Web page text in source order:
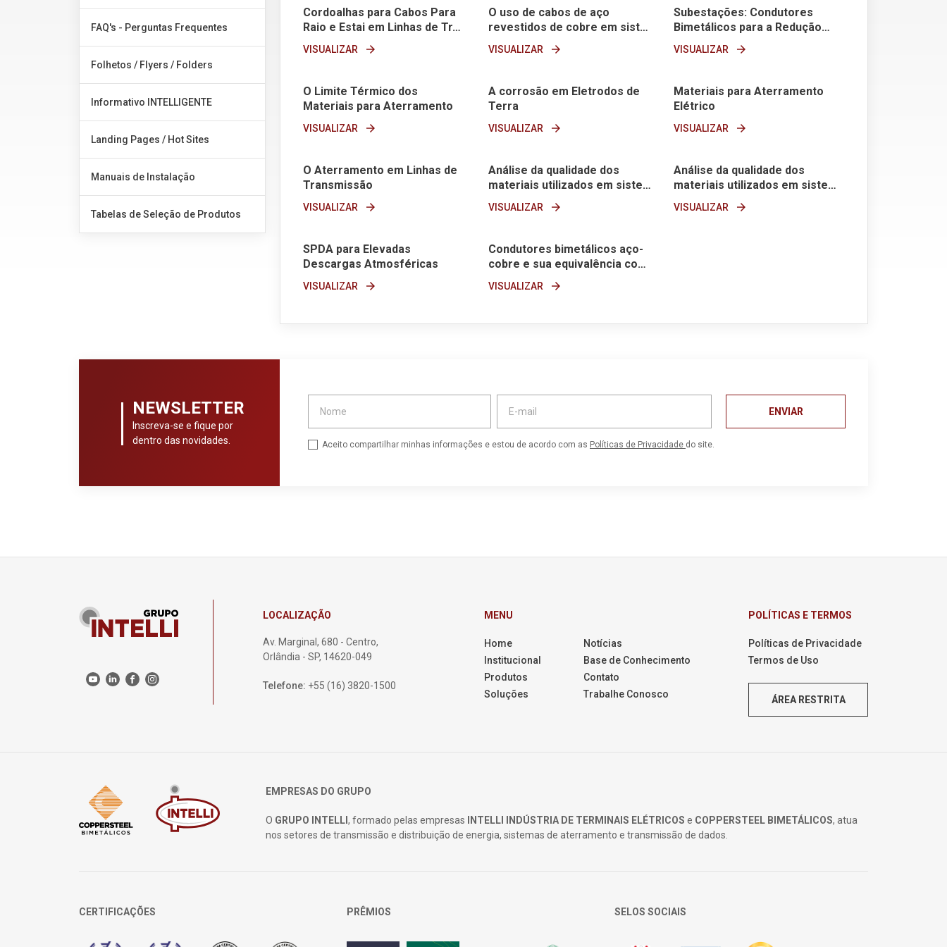
FAQ's - Perguntas Frequentes
Folhetos / Flyers / Folders
Informativo INTELLIGENTE
Landing Pages / Hot Sites
Manuais de Instalação
Tabelas de Seleção de Produtos
Cordoalhas para Cabos Para
Raio e Estai em Linhas de Tr…
VISUALIZAR arrow_forward
O uso de cabos de aço
revestidos de cobre em sist…
VISUALIZAR arrow_forward
Subestações: Condutores
Bimetálicos para a Redução…
VISUALIZAR arrow_forward
O Limite Térmico dos
Materiais para Aterramento
VISUALIZAR arrow_forward
A corrosão em Eletrodos de
Terra
VISUALIZAR arrow_forward
Materiais para Aterramento
Elétrico
VISUALIZAR arrow_forward
O Aterramento em Linhas de
Transmissão
VISUALIZAR arrow_forward
Análise da qualidade dos
materiais utilizados em siste…
VISUALIZAR arrow_forward
Análise da qualidade dos
materiais utilizados em siste…
VISUALIZAR arrow_forward
SPDA para Elevadas
Descargas Atmosféricas
VISUALIZAR arrow_forward
Condutores bimetálicos aço-
cobre e sua equivalência co…
VISUALIZAR arrow_forward
NEWSLETTER
Inscreva-se e fique por
dentro das novidades.
Aceito compartilhar minhas informações e estou de acordo com as Políticas de Privacidade do site.
ENVIAR
LOCALIZAÇÃO
Av. Marginal, 680 - Centro,
Orlândia - SP, 14620-049
Telefone: +55 (16) 3820-1500
MENU
Home
Institucional
Produtos
Soluções
Notícias
Base de Conhecimento
Contato
Trabalhe Conosco
POLÍTICAS E TERMOS
Políticas de Privacidade
Termos de Uso
ÁREA RESTRITA
EMPRESAS DO GRUPO
O GRUPO INTELLI , formado pelas empresas INTELLI INDÚSTRIA DE TERMINAIS ELÉTRICOS e COPPERSTEEL BIMETÁLICOS, atua
nos setores de transmissão e distribuição de energia, sistemas de aterramento e transmissão de dados.
CERTIFICAÇÕES PRÊMIOS SELOS SOCIAIS